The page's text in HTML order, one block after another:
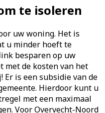
te isoleren
uw woning. Het is
u minder hoeft te
besparen op uw
met de kosten van het
is een subsidie van de
Hierdoor kunt u
met een maximaal
Voor Overvecht-Noord